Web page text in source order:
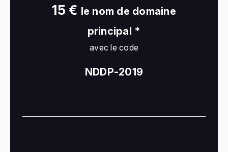
15 € le nom de domaine
principal *
avec le code
NDDP-2019